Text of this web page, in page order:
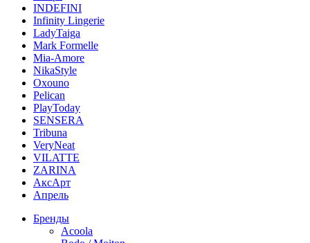
INDEFINI
Infinity Lingerie
LadyTaiga
Mark Formelle
Mia-Amore
NikaStyle
Oxouno
Pelican
PlayToday
SENSERA
Tribuna
VeryNeat
VILATTE
ZARINA
АксАрт
Апрель
Бренды
Acoola